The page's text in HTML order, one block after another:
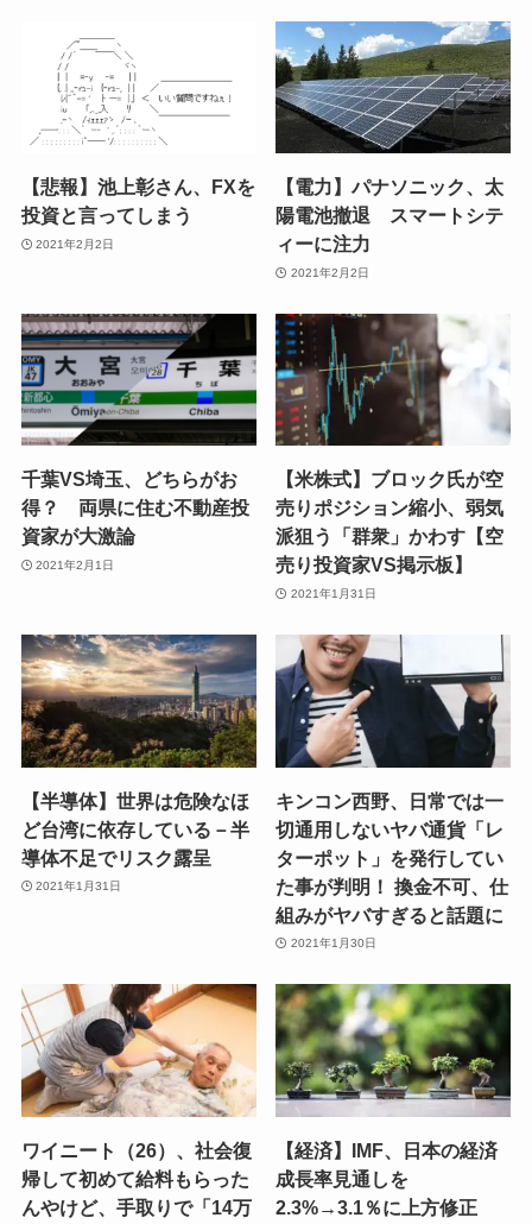
【悲報】池上彰さん、FXを
投資と言ってしまう
2021年2月2日
【電力】パナソニック、太
陽電池撤退 スマートシテ
ィーに注力
2021年2月2日
千葉VS埼玉、どちらがお
得？ 両県に住む不動産投
資家が大激論
2021年2月1日
【米株式】ブロック氏が空
売りポジション縮小、弱気
派狙う「群衆」かわす【空
売り投資家VS掲示板】
2021年1月31日
【半導体】世界は危険なほ
ど台湾に依存している－半
導体不足でリスク露呈
2021年1月31日
キンコン西野、日常では一
切通用しないヤバ通貨「レ
ターポット」を発行してい
た事が判明！ 換金不可、仕
組みがヤバすぎると話題に
2021年1月30日
ワイニート（26）、社会復
帰して初めて給料もらった
んやけど、手取りで「14万
【経済】IMF、日本の経済
成長率見通しを
2.3%→3.1％に上方修正